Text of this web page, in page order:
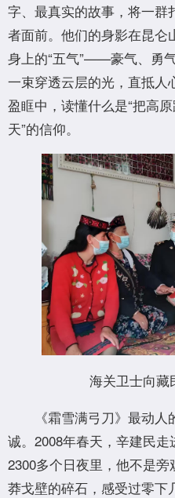
字、最真实的故事，将一群
者面前。他们的身影在昆仑
身上的“五气”——豪气、勇
一束穿透云层的光，直抵人
盈眶中，读懂什么是“把高
天”的信仰。
海关卫士向藏
《霜雪满弓刀》最动
诚。2008年春天，辛建民
2300多个日夜里，他不是
莽戈壁的碎石，感受过零下